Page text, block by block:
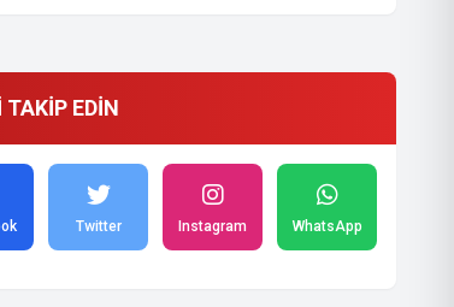
TAKİP EDİN
Twitter Instagram WhatsApp